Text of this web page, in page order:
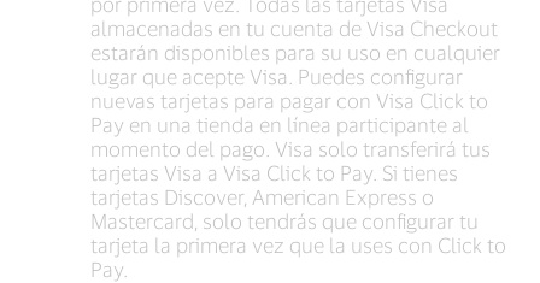
almacenadas en tu cuenta de Visa Checkout
estarán disponibles para su uso en cualquier
lugar que acepte Visa. Puedes configurar
nuevas tarjetas para pagar con Visa Click to
Pay en una tienda en línea participante al
momento del pago. Visa solo transferirá tus
tarjetas Visa a Visa Click to Pay. Si tienes
tarjetas Discover, American Express o
Mastercard, solo tendrás que configurar tu
tarjeta la primera vez que la uses con Click to
Pay.